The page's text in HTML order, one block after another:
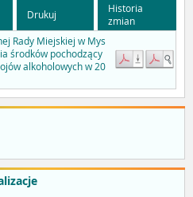
Drukuj
Historia
zmian
Rady Miejskiej w Mys
środków pochodzący
alkoholowych w 20